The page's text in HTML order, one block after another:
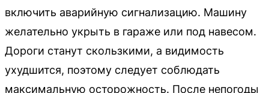
включить аварийную сигнализацию. Машину
желательно укрыть в гараже или под навесом.
Дороги станут скользкими, а видимость
ухудшится, поэтому следует соблюдать
максимальную осторожность. После непогоды